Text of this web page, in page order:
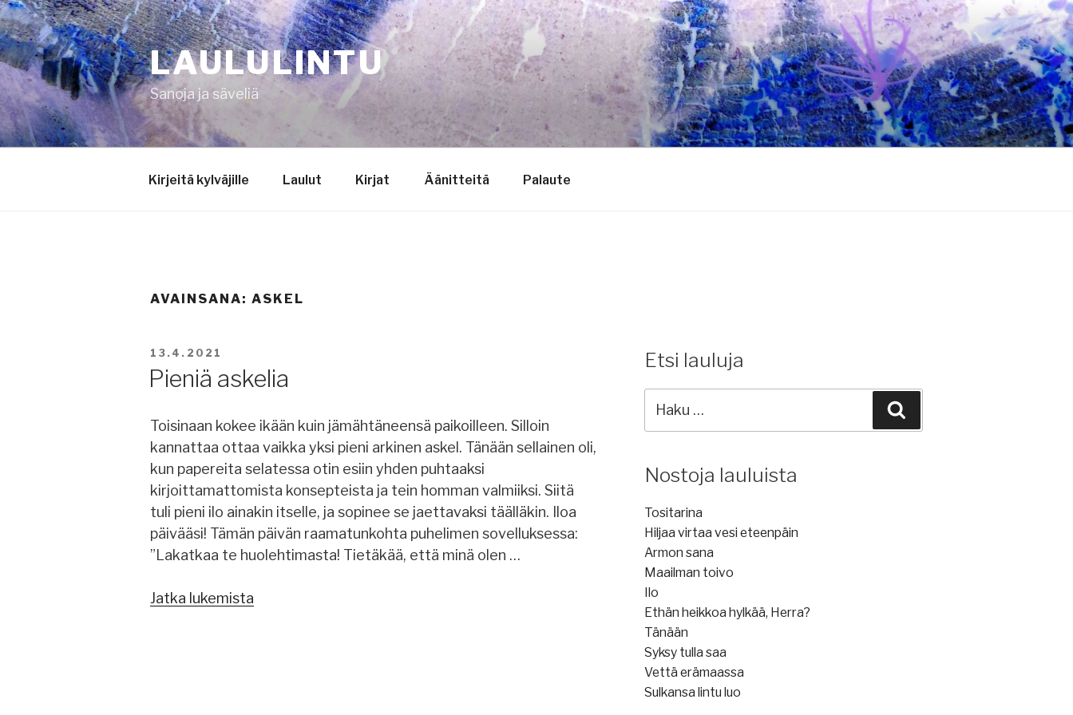
Siirry
sisältöön
LAULULINTU
Sanoja ja säveliä
Kirjeitä kylväjille Laulut Kirjat Äänitteitä Palaute
AVAINSANA: ASKEL
JULKAISTU
13.4.2021
Pieniä askelia
Toisinaan kokee ikään kuin jämähtäneensä paikoilleen. Silloin
kannattaa ottaa vaikka yksi pieni arkinen askel. Tänään sellainen oli,
kun papereita selatessa otin esiin yhden puhtaaksi
kirjoittamattomista konsepteista ja tein homman valmiiksi. Siitä
tuli pieni ilo ainakin itselle, ja sopinee se jaettavaksi täälläkin. Iloa
päivääsi! Tämän päivän raamatunkohta puhelimen sovelluksessa:
”Lakatkaa te huolehtimasta! Tietäkää, että minä olen …
Jatka lukemista
Etsi lauluja
lauluja:
Nostoja lauluista
Tositarina
Hiljaa virtaa vesi eteenpäin
Armon sana
Maailman toivo
Ilo
Ethän heikkoa hylkää, Herra?
Tänään
Syksy tulla saa
Vettä erämaassa
Sulkansa lintu luo